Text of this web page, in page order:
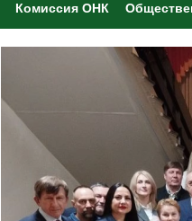
Комиссия ОНК